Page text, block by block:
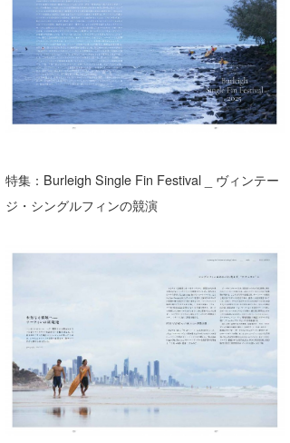
特集：Burleigh Single Fin Festival _ ヴィンテー
ジ・シングルフィンの競演
米山予報士
wanda
予報士 hiro.
Mr.K
chappy
Romisea